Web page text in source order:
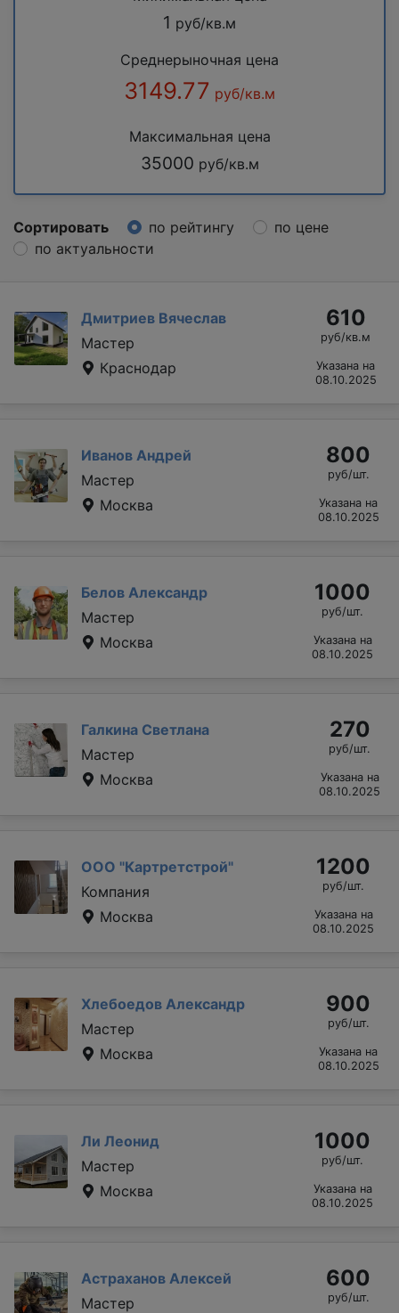
1 руб/кв.м
Среднерыночная цена
3149.77 руб/кв.м
Максимальная цена
35000 руб/кв.м
Сортировать по рейтингу
по цене
по актуальности
Дмитриев Вячеслав
Мастер
Краснодар
610
руб/кв.м
Указана на
08.10.2025
Иванов Андрей
Мастер
Москва
800
руб/шт.
Указана на
08.10.2025
Белов Александр
Мастер
Москва
1000
руб/шт.
Указана на
08.10.2025
Галкина Светлана
Мастер
Москва
270
руб/шт.
Указана на
08.10.2025
ООО "Картретстрой"
Компания
Москва
1200
руб/шт.
Указана на
08.10.2025
Хлебоедов Александр
Мастер
Москва
900
руб/шт.
Указана на
08.10.2025
Ли Леонид
Мастер
Москва
1000
руб/шт.
Указана на
08.10.2025
Астраханов Алексей
Мастер
600
руб/шт.